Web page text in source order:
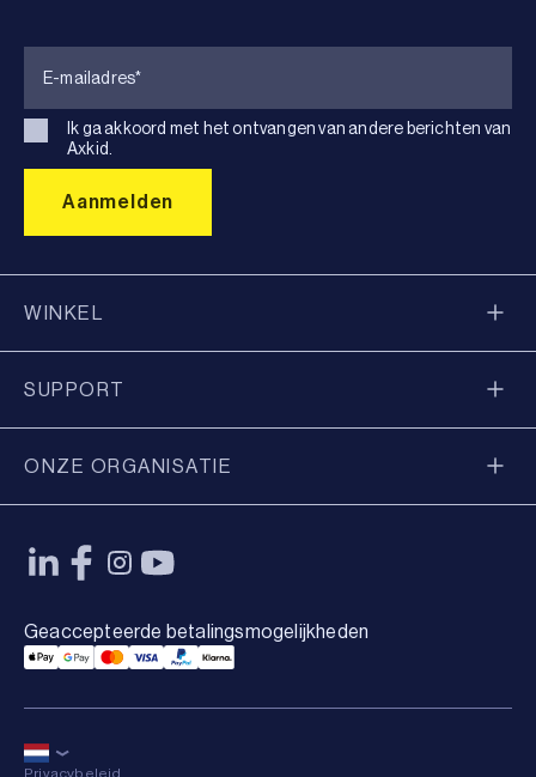
Ik ga akkoord met het ontvangen van andere berichten van
Axkid.
WINKEL
SUPPORT
ONZE ORGANISATIE
Geaccepteerde betalingsmogelijkheden
Applepay Payment
Googlepay Payment
Mastercard Payment
Visa Payment
Paypal Payment
Klarna Payment
Privacybeleid